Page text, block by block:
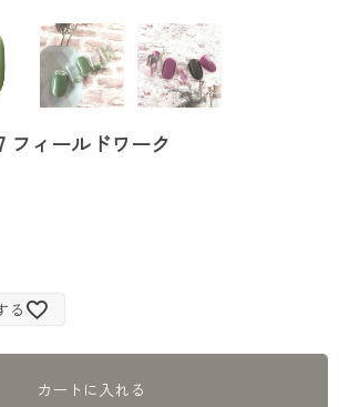
フィールドワーク
る
カートに入れる